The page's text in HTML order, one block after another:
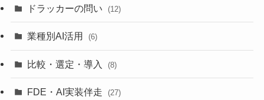
ドラッカーの問い (12)
業種別AI活用 (6)
比較・選定・導入 (8)
FDE・AI実装伴走 (27)